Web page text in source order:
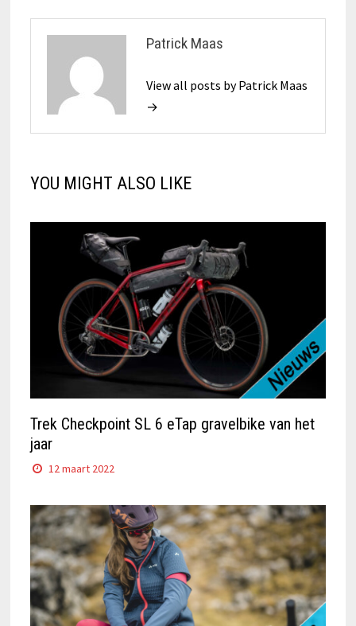
Patrick Maas
View all posts by Patrick Maas
→
YOU MIGHT ALSO LIKE
Trek Checkpoint SL 6 eTap gravelbike van het
jaar
12 maart 2022